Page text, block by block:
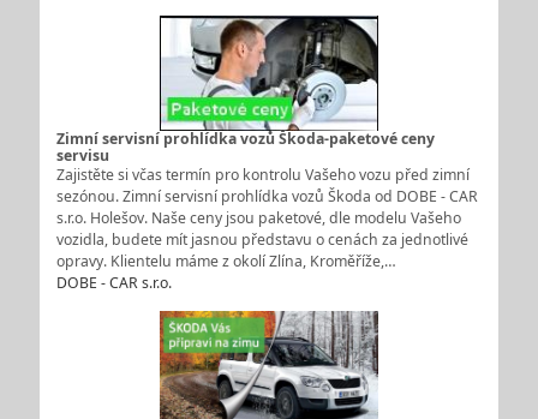
Zimní servisní prohlídka vozů Škoda-paketové ceny
servisu
Zajistěte si včas termín pro kontrolu Vašeho vozu před zimní
sezónou. Zimní servisní prohlídka vozů Škoda od DOBE - CAR
s.r.o. Holešov. Naše ceny jsou paketové, dle modelu Vašeho
vozidla, budete mít jasnou představu o cenách za jednotlivé
opravy. Klientelu máme z okolí Zlína, Kroměříže,…
DOBE - CAR s.r.o.